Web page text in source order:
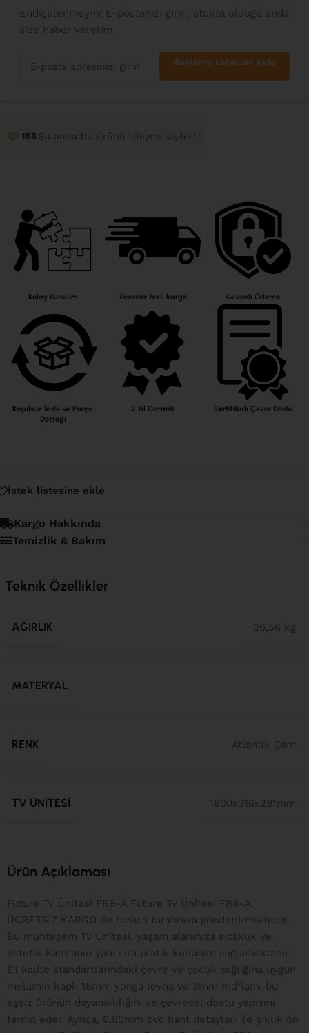
Endişelenmeyin! E-postanızı girin, stokta olduğu anda
size haber verelim.
Bekleme listesine ekle
155 Şu anda bu ürünü izleyen kişiler!
Kolay Kurulum
Koşulsuz İade ve Parça
Desteği
Ücretsiz hızlı kargo
2 Yıl Garanti
Güvenli Ödeme
Sertifikalı Çevre Dostu
İstek listesine ekle
Kargo Hakkında
Temizlik & Bakım
Teknik Özellikler
AĞIRLIK 26,56 kg
MATERYAL
RENK Atlantik Çam
TV ÜNITESI 1800x316x291mm
Ürün Açıklaması
Future Tv Ünitesi FR9-A Future Tv Ünitesi FR9-A,
ÜCRETSİZ KARGO ile hızlıca tarafınıza gönderilmektedir.
Bu muhteşem Tv Ünitesi, yaşam alanınıza sıcaklık ve
estetik katmanın yanı sıra pratik kullanım sağlamaktadır.
E1 kalite standartlarındaki çevre ve çocuk sağlığına uygun
melamin kaplı 18mm yonga levha ve 3mm mdflam, bu
eşsiz ürünün dayanıklılığını ve çevresel dostu yapısını
temin eder. Ayrıca, 0.80mm pvc bant detayları ile şıklık ön